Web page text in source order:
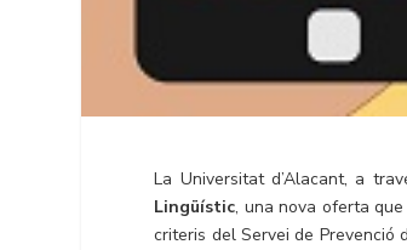
La Universitat d’Alacant, a
Lingüístic, una nova oferta
criteris del Servei de Prevenció